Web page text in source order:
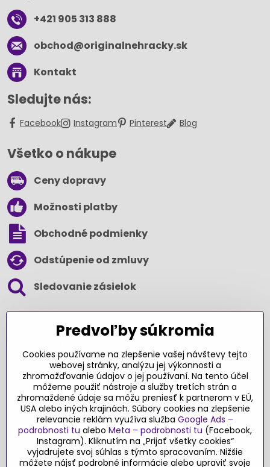
+421 905 313 888
obchod​@originalnehracky​.sk
Kontakt
Sledujte nás:
Facebook Instagram Pinterest Blog
Všetko o nákupe
Ceny dopravy
Možnosti platby
Obchodné podmienky
Odstúpenie od zmluvy
Sledovanie zásielok
Ďakujeme za podporu
Sme slovenský e-shop​. Fungujeme len
vďaka vám – rodičom a všetkým, ktorí veria
v poctivý výber kvalitných hračiek s
pridanou hodnotou​. Každý nákup na
Originalnehracky​.sk je pre nás podporou a
Predvoľby súkromia
Cookies používame na zlepšenie vašej návštevy tejto
webovej stránky, analýzu jej výkonnosti a
zhromažďovanie údajov o jej používaní. Na tento účel
môžeme použiť nástroje a služby tretích strán a
zhromaždené údaje sa môžu preniesť k partnerom v EÚ,
USA alebo iných krajinách. Súbory cookies na zlepšenie
relevancie reklám využíva služba Google Ads –
podrobnosti tu alebo Meta – podrobnosti tu (Facebook,
Instagram). Kliknutím na „Prijať všetky cookies“
vyjadrujete svoj súhlas s týmto spracovaním. Nižšie
môžete nájsť podrobné informácie alebo upraviť svoje